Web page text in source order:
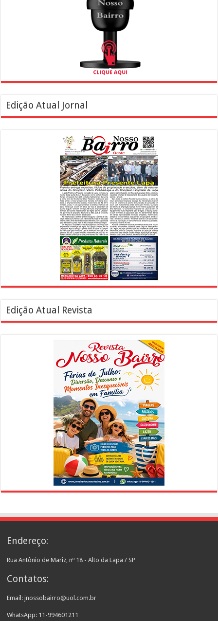
Edição Atual Jornal
Edição Atual Revista
Endereço:
Rua Antônio de Mariz, nº 18 - Alto da Lapa / SP
Contatos:
Email: jnossobairro@uol.com.br
WhatsApp: 11-994601211